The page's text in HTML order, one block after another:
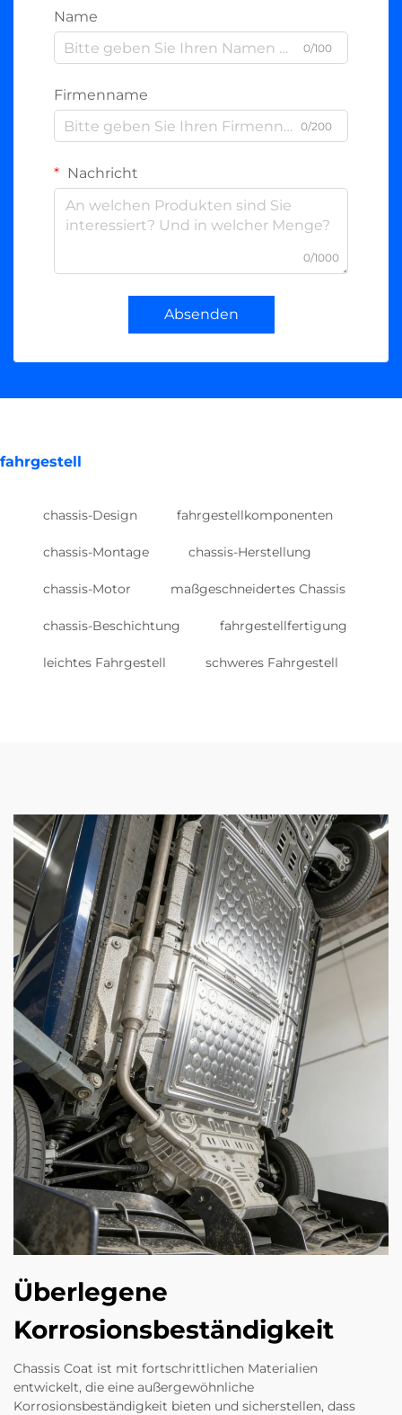
Name
0/100
Firmenname
0/200
Nachricht
0/1000
Absenden
fahrgestell
chassis-Design fahrgestellkomponenten
chassis-Montage chassis-Herstellung
chassis-Motor maßgeschneidertes Chassis
chassis-Beschichtung fahrgestellfertigung
leichtes Fahrgestell schweres Fahrgestell
Überlegene
Korrosionsbeständigkeit
Chassis Coat ist mit fortschrittlichen Materialien
entwickelt, die eine außergewöhnliche
Korrosionsbeständigkeit bieten und sicherstellen, dass